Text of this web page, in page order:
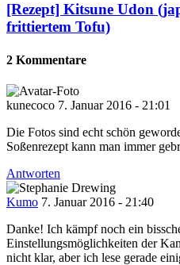
[Rezept] Kitsune Udon
frittiertem Tofu)
2 Kommentare
kunecoco 7. Januar 2016 - 21:01
Die Fotos sind echt schön
Soßenrezept kann man immer
Antworten
Kumo 7. Januar 2016 - 21:40
Danke! Ich kämpf noch ein
Einstellungsmöglichkeiten der
nicht klar, aber ich lese gerade